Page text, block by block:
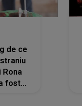
de ce
Rona
fost